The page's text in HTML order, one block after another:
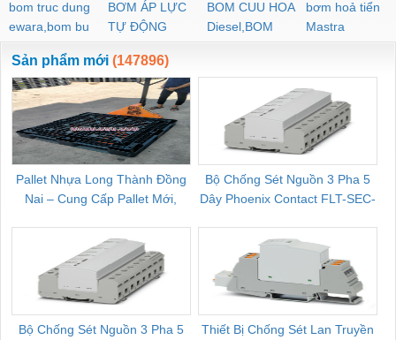
bom truc dung
ewara,bom bu
ewara
BƠM ÁP LỰC
TỰ ĐỘNG
BOM CUU HOA
Diesel,BOM
CHUA CHAY
bơm hoả tiển
Mastra
Sản phẩm mới (147896)
Pallet Nhựa Long Thành Đồng
Nai – Cung Cấp Pallet Mới,
Bộ Chống Sét Nguồn 3 Pha 5
Dây Phoenix Contact FLT-SEC-
Bộ Chống Sét Nguồn 3 Pha 5
Thiết Bị Chống Sét Lan Truyền